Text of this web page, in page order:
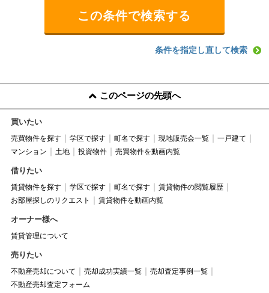
条件を指定し直して検索
このページの先頭へ
買いたい
売買物件を探す 学区で探す 町名で探す 現地販売会一覧
一戸建て
マンション
土地 投資物件 売買物件を動画内覧
借りたい
賃貸物件を探す 学区で探す 町名で探す
賃貸物件の閲覧履歴
お部屋探しのリクエスト
賃貸物件を動画内覧
オーナー様へ
賃貸管理について
売りたい
不動産売却について 売却成功実績一覧
売却査定事例一覧
不動産売却査定フォーム